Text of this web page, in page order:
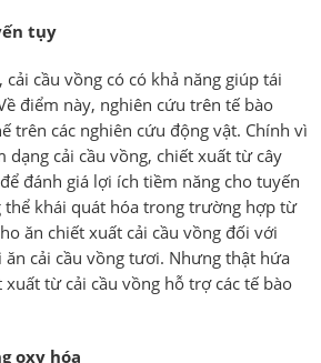
tụy
cầu vồng có có khả năng giúp tái
điểm này, nghiên cứu trên tế bào
trên các nghiên cứu động vật. Chính vì
dạng cải cầu vồng, chiết xuất từ cây
đánh giá lợi ích tiềm năng cho tuyến
thể khái quát hóa trong trường hợp từ
ăn chiết xuất cải cầu vồng đối với
cải cầu vồng tươi. Nhưng thật hứa
xuất từ cải cầu vồng hỗ trợ các tế bào
oxy hóa